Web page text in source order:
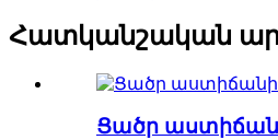
Հատկանշական
Ցածր